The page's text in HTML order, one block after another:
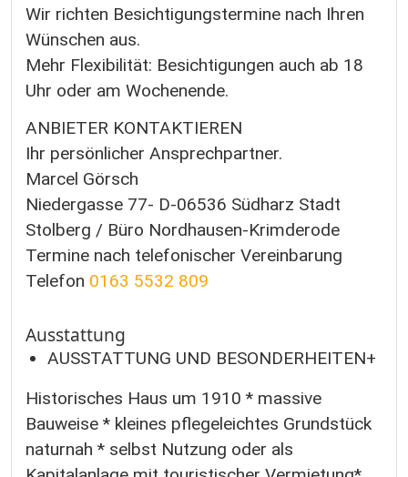
Wir richten Besichtigungstermine nach Ihren
Wünschen aus.
Mehr Flexibilität: Besichtigungen auch ab 18
Uhr oder am Wochenende.
ANBIETER KONTAKTIEREN
Ihr persönlicher Ansprechpartner.
Marcel Görsch
Niedergasse 77- D-06536 Südharz Stadt
Stolberg / Büro Nordhausen-Krimderode
Termine nach telefonischer Vereinbarung
Telefon 0163 5532 809
Ausstattung
AUSSTATTUNG UND BESONDERHEITEN+
Historisches Haus um 1910 * massive
Bauweise * kleines pflegeleichtes Grundstück
naturnah * selbst Nutzung oder als